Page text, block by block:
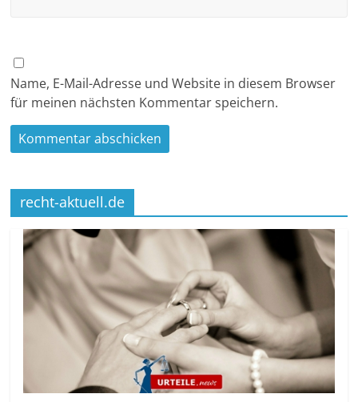
Name, E-Mail-Adresse und Website in diesem Browser
für meinen nächsten Kommentar speichern.
recht-aktuell.de